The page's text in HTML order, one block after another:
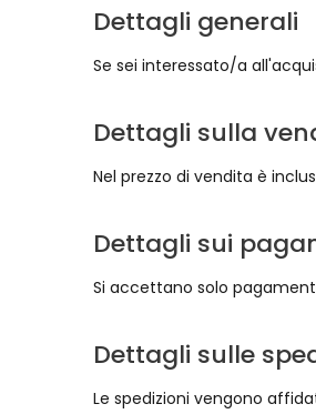
Dettagli generali
Se sei interessato/a
Dettagli sulla
Nel prezzo di vendita è
Dettagli sui
Si accettano solo
Dettagli sulle
Le spedizioni vengono